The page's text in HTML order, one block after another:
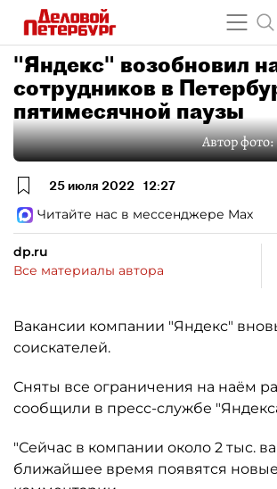
"Яндекс" возобновил
сотрудников в
пятимесячной паузы
Автор фото:
25 июля 2022 12:27
Читайте нас в мессенджере Max
dp.ru
Все материалы автора
Вакансии компании "Яндекс"
соискателей.
Сняты все ограничения на наём
сообщили в пресс-службе
"Сейчас в компании около 2 тыс.
ближайшее время появятся